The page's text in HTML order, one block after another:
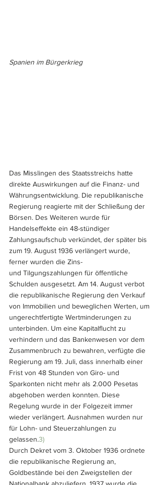
Spanien im Bürgerkrieg
Das Misslingen des Staatsstreichs hatte
direkte Auswirkungen auf die Finanz- und
Währungsentwicklung. Die republikanische
Regierung reagierte mit der Schließung der
Börsen. Des Weiteren wurde für
Handelseffekte ein 48-stündiger
Zahlungsaufschub verkündet, der später bis
zum 19. August 1936 verlängert wurde,
ferner wurden die Zins-
und Tilgungszahlungen für öffentliche
Schulden ausgesetzt. Am 14. August verbot
die republikanische Regierung den Verkauf
von Immobilien und beweglichen Werten, um
ungerechtfertigte Wertminderungen zu
unterbinden. Um eine Kapitalflucht zu
verhindern und das Bankenwesen vor dem
Zusammenbruch zu bewahren, verfügte die
Regierung am 19. Juli, dass innerhalb einer
Frist von 48 Stunden von Giro- und
Sparkonten nicht mehr als 2.000 Pesetas
abgehoben werden konnten. Diese
Regelung wurde in der Folgezeit immer
wieder verlängert. Ausnahmen wurden nur
für Lohn- und Steuerzahlungen zu
gelassen.3)
Durch Dekret vom 3. Oktober 1936 ordnete
die republikanische Regierung an,
Goldbestände bei den Zweigstellen der